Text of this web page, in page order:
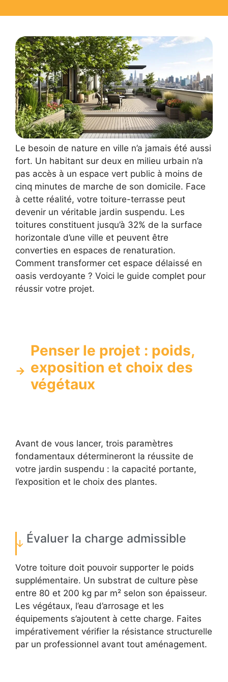
Le besoin de nature en ville n’a jamais été aussi
fort. Un habitant sur deux en milieu urbain n’a
pas accès à un espace vert public à moins de
cinq minutes de marche de son domicile. Face
à cette réalité, votre toiture-terrasse peut
devenir un véritable jardin suspendu. Les
toitures constituent jusqu’à 32% de la surface
horizontale d’une ville et peuvent être
converties en espaces de renaturation.
Comment transformer cet espace délaissé en
oasis verdoyante ? Voici le guide complet pour
réussir votre projet.
Penser le projet : poids,
exposition et choix des
végétaux
Avant de vous lancer, trois paramètres
fondamentaux détermineront la réussite de
votre jardin suspendu : la capacité portante,
l’exposition et le choix des plantes.
Évaluer la charge admissible
Votre toiture doit pouvoir supporter le poids
supplémentaire. Un substrat de culture pèse
entre 80 et 200 kg par m² selon son épaisseur.
Les végétaux, l’eau d’arrosage et les
équipements s’ajoutent à cette charge. Faites
impérativement vérifier la résistance structurelle
par un professionnel avant tout aménagement.